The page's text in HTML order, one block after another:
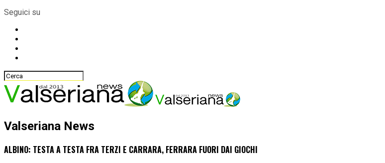
Seguici su
Valseriana News
ALBINO: TESTA A TESTA FRA TERZI E CARRARA, FERRARA FUORI DAI GIOCHI